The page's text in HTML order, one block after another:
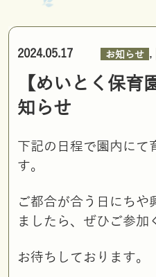
2024.05.17 お知らせ ,
【めいとく保育
知らせ
下記の日程で園内にて
す。
ご都合が合う日にちや
ましたら、ぜひご参加
お待ちしております。